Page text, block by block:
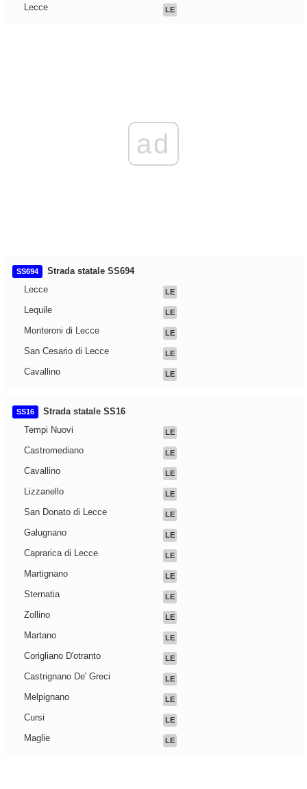
Lecce LE
ad
SS694
Strada statale SS694
Lecce
LE
Lequile LE
Monteroni di Lecce LE
San Cesario di Lecce LE
Cavallino LE
SS16
Strada statale SS16
Tempi Nuovi
LE
Castromediano LE
Cavallino LE
Lizzanello LE
San Donato di Lecce LE
Galugnano LE
Caprarica di Lecce LE
Martignano LE
Sternatia LE
Zollino LE
Martano LE
Corigliano D'otranto LE
Castrignano De' Greci LE
Melpignano LE
Cursi LE
Maglie LE